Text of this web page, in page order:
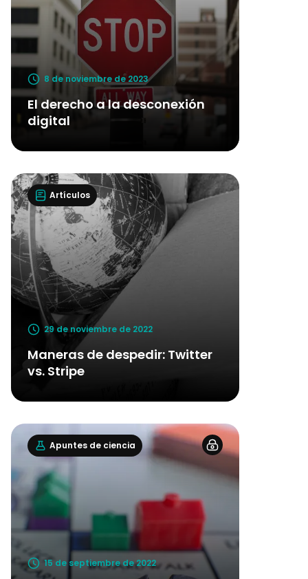
8 de noviembre de 2023
El derecho a la desconexión
digital
Artículos
29 de noviembre de 2022
Maneras de despedir: Twitter
vs. Stripe
Apuntes de ciencia
15 de septiembre de 2022